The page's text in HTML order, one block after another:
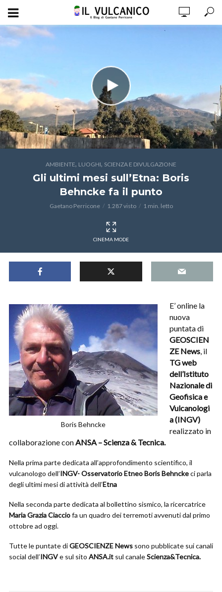
AMBIENTE, LUOGHI, SCIENZA E DIVULGAZIONE
Gli ultimi mesi sull’Etna: Boris
Behncke fa il punto
Gaetano Perricone 1.287 visto 1 min. letto
CINEMA MODE
Boris Behncke
E’ online la
nuova
puntata di
GEOSCIEN
ZE News, il
TG web
dell’Istituto
Nazionale di
Geofisica e
Vulcanologi
a (INGV)
realizzato in
collaborazione conANSA – Scienza & Tecnica.
Nella prima parte dedicata all’approfondimento scientifico, il
vulcanologo dell’INGV- Osservatorio EtneoBoris Behnckeci parla
degli ultimi mesi di attività dell’Etna
Nella seconda parte dedicata al bollettino sismico, la ricercatrice
Maria Grazia Ciacciofa un quadro dei terremoti avvenuti dal primo
ottobre ad oggi.
Tutte le puntate diGEOSCIENZE News sono pubblicate sui canali
social dell’INGVe sul sito ANSA.it sul canaleScienza&Tecnica.